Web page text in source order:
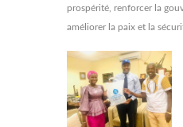
prospérité, renforcer la
améliorer la paix et la